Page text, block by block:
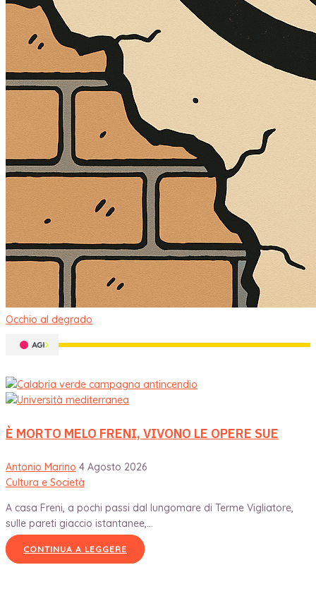
Occhio al degrado
È MORTO MELO FRENI, VIVONO LE OPERE SUE
Antonio Marino 4 Agosto 2026
Cultura e Società
A casa Freni, a pochi passi dal lungomare di Terme Vigliatore,
sulle pareti giaccio istantanee,...
CONTINUA A LEGGERE